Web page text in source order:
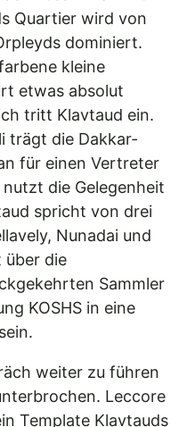
Quartier wird von
dominiert.
kleine
etwas absolut
tritt Klavtaud ein.
trägt die Dakkar-
für einen Vertreter
die Gelegenheit
spricht von drei
Nunadai und
über die
Sammler
KOSHS in eine
weiter zu führen
Leccore
Template Klavtauds